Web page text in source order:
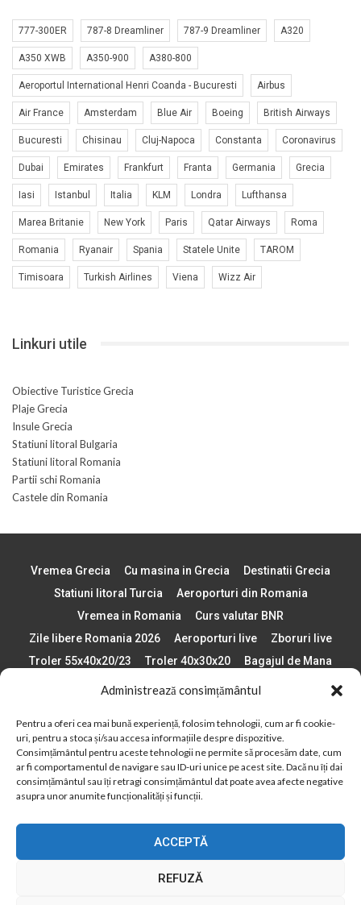
Administrează consimțământul
Pentru a oferi cea mai bună experiență, folosim tehnologii, cum ar fi cookie-
uri, pentru a stoca și/sau accesa informațiile despre dispozitive.
Consimțământul pentru aceste tehnologii ne permite să procesăm date, cum
ar fi comportamentul de navigare sau ID-uri unice pe acest site. Dacă nu îți dai
consimțământul sau îți retragi consimțământul dat poate avea afecte negative
asupra unor anumite funcționalități și funcții.
ACCEPTĂ
REFUZĂ
777-300ER 787-8 Dreamliner 787-9 Dreamliner A320
A350 XWB A350-900 A380-800
Aeroportul International Henri Coanda - Bucuresti Airbus
Air France Amsterdam Blue Air Boeing British Airways
Bucuresti Chisinau Cluj-Napoca Constanta Coronavirus
Dubai Emirates Frankfurt Franta Germania Grecia
Iasi Istanbul Italia KLM Londra Lufthansa
Marea Britanie New York Paris Qatar Airways Roma
Romania Ryanair Spania Statele Unite TAROM
Timisoara Turkish Airlines Viena Wizz Air
Linkuri utile
Obiective Turistice Grecia
Plaje Grecia
Insule Grecia
Statiuni litoral Bulgaria
Statiuni litoral Romania
Partii schi Romania
Castele din Romania
Vremea Grecia Cu masina in Grecia
Destinatii Grecia
Statiuni litoral Turcia
Aeroporturi din Romania
Vremea in Romania
Curs valutar BNR
Zile libere Romania 2026
Aeroporturi live
Zboruri live
Troler 55x40x20/23
Troler 40x30x20
Bagajul de Mana
Paste 2026
Cele mai bune telefoane
Plaje din Europa
Concerte Romania 2025
Asigurare de calatorie
Când se schimba ora în 2026
Calendar Formula 1 sezon 2026
Boarding Pass
Despre AirlinesTravel.ro
Politică cookie-uri (UE)
Cookie Policy (AU)
Politică cookie-uri (ZA)
Politică cookie-uri (Canada)
Politică cookie-uri (BR)